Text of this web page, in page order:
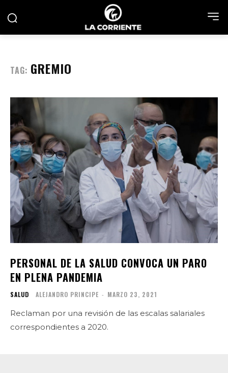
TAG: GREMIO
PERSONAL DE LA SALUD CONVOCA UN PARO
EN PLENA PANDEMIA
SALUD ALEJANDRO PRINCIPE - MARZO 23, 2021
Reclaman por una revisión de las escalas salariales
correspondientes a 2020.